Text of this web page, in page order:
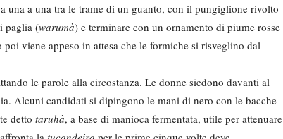
a una tra le trame di un guanto, con il pungiglione rivolto
paglia (warumà) e terminare con un ornamento di piume rosse
viene appeso in attesa che le formiche si risveglino dal
le parole alla circostanza. Le donne siedono davanti al
Alcuni candidati si dipingono le mani di nero con le bacche
detto taruhà, a base di manioca fermentata, utile per attenuare